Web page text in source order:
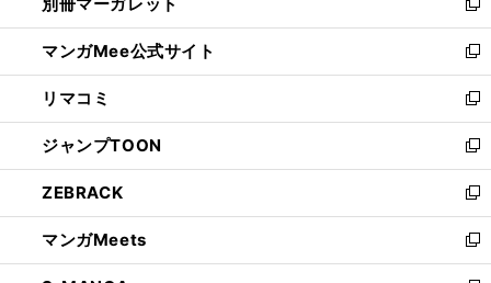
で
開
く
ィ
ン
ド
ウ
で
開
く
い
ウ
ィ
ン
ド
ウ
で
開
く
新
し
い
ウ
ィ
ン
ド
ウ
で
開
く
マンガMee公式サイト
新
し
い
ウ
ィ
ン
ド
ウ
で
開
リマコミ
新
し
い
ウ
ィ
ン
ド
ウ
ジャンプTOON
新
し
い
ウ
ィ
ン
ZEBRACK
新
し
い
ウ
マンガMeets
新
し